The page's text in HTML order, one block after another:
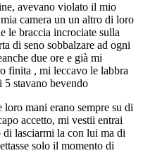
avevano violato il mio
camera un un altro di loro
le braccia incrociate sulla
di seno sobbalzare ad ogni
due ore e già mi
finita , mi leccavo le labbra
5 stavano bevendo
mani erano sempre su di
accetto, mi vestii entrai
di lasciarmi la con lui ma di
solo il momento di